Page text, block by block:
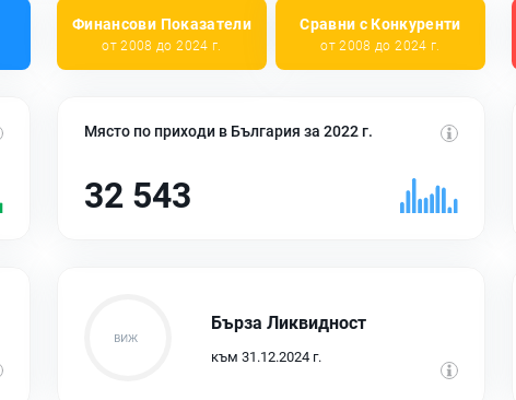
Финансови Показатели
от 2008 до 2024 г.
Сравни с Конкуренти
от 2008 до 2024 г.
Място по приходи в България за 2022 г.
32 543
Бърза Ликвидност
към 31.12.2024 г.